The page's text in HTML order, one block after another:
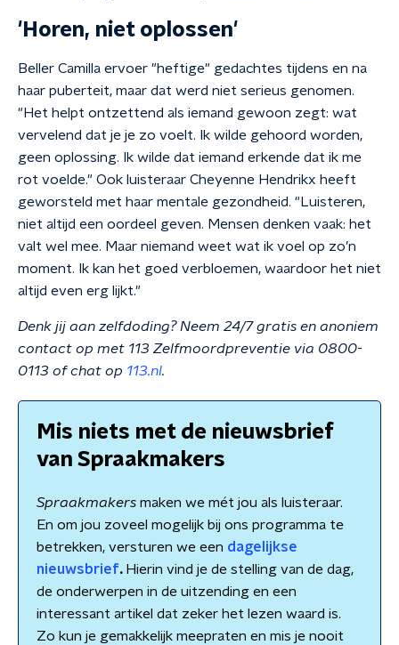
'Horen, niet oplossen'
Beller Camilla ervoer "heftige" gedachtes tijdens en na
haar puberteit, maar dat werd niet serieus genomen.
"Het helpt ontzettend als iemand gewoon zegt: wat
vervelend dat je je zo voelt. Ik wilde gehoord worden,
geen oplossing. Ik wilde dat iemand erkende dat ik me
rot voelde." Ook luisteraar Cheyenne Hendrikx heeft
geworsteld met haar mentale gezondheid. "Luisteren,
niet altijd een oordeel geven. Mensen denken vaak: het
valt wel mee. Maar niemand weet wat ik voel op zo’n
moment. Ik kan het goed verbloemen, waardoor het niet
altijd even erg lijkt."
Denk jij aan zelfdoding? Neem 24/7 gratis en anoniem
contact op met 113 Zelfmoordpreventie via 0800-
0113 of chat op 113.nl.
Mis niets met de nieuwsbrief
van Spraakmakers
Spraakmakers maken we mét jou als luisteraar.
En om jou zoveel mogelijk bij ons programma te
betrekken, versturen we een dagelijkse
nieuwsbrief.Hierin vind je de stelling van de dag,
de onderwerpen in de uitzending en een
interessant artikel dat zeker het lezen waard is.
Zo kun je gemakkelijk meepraten en mis je nooit